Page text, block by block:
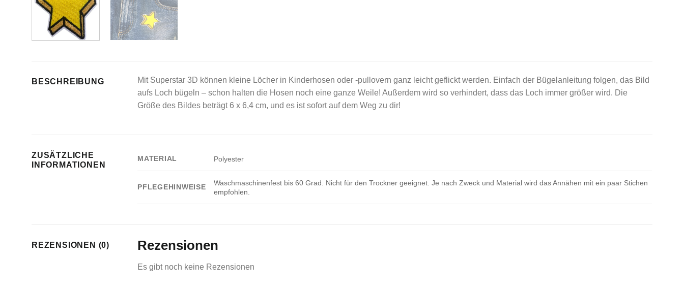
BESCHREIBUNG
Mit Superstar 3D können kleine Löcher in Kinderhosen oder -pullovern ganz leicht geflickt werden. Einfach der Bügelanleitung folgen, das Bild
aufs Loch bügeln – schon halten die Hosen noch eine ganze Weile! Außerdem wird so verhindert, dass das Loch immer größer wird. Die
Größe des Bildes beträgt 6 x 6,4 cm, und es ist sofort auf dem Weg zu dir!
ZUSÄTZLICHE
INFORMATIONEN
MATERIAL Polyester
PFLEGEHINWEISE
Waschmaschinenfest bis 60 Grad. Nicht für den Trockner geeignet. Je nach Zweck und Material wird das Annähen mit ein paar Stichen
empfohlen.
REZENSIONEN (0) Rezensionen
Es gibt noch keine Rezensionen